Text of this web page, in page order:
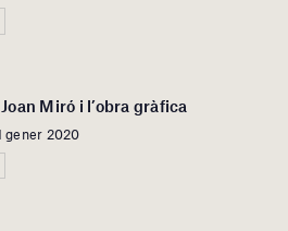
Miró i l’obra gràfica
gener 2020